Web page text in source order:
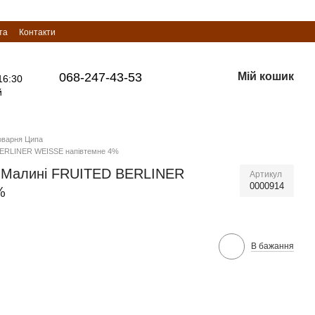
Контакти
068-247-43-53 Мій кошик
Ципа
WEISSE напівтемне 4%
FRUITED BERLINER
Артикул
0000914
В бажання